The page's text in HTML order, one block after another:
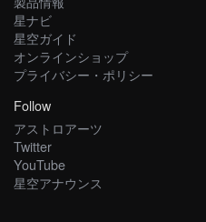
星ナビ
星空ガイド
オンラインショップ
プライバシー・ポリシー
Follow
アストロアーツ
Twitter
YouTube
星空アナウンス